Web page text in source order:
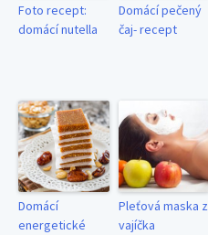
Foto recept:
domácí nutella
Domácí pečený
čaj- recept
Domácí
energetické
Pleťová maska z
vajíčka